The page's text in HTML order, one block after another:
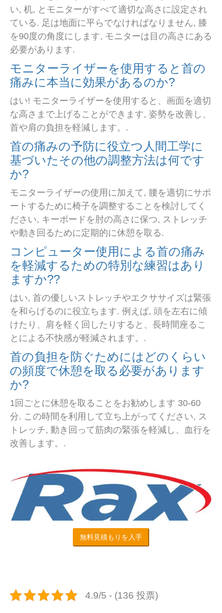
い, 机, とモニターがすべて適切な高さに設定され
ている. 足は地面に平らでなければなりません, 膝
を90度の角度にします, モニターは目の高さにある
必要があります.
モニターライザーを使用すると首の
痛みに本当に効果があるのか?
はい! モニターライザーを使用すると、画面を適切
な高さまで上げることができます, 姿勢を改善し、
首や肩の負担を軽減します。.
首の痛みの予防に役立つ人間工学に
基づいたその他の調整方法は何です
か?
モニターライザーの使用に加えて, 腰を適切にサポ
ートするために椅子を調整することを検討してく
ださい, キーボードを肘の高さに保つ, ストレッチ
や動き回るために定期的に休憩を取る.
コンピューター使用による首の痛み
を軽減するための特別な練習はあり
ますか??
はい, 首の優しいストレッチやエクササイズは緊張
を和らげるのに役立ちます. 例えば, 頭を左右に傾
けたり、肩を軽く回したりすると、長時間座るこ
とによる不快感が軽減されます。.
首の負担を防ぐためにはどのくらい
の頻度で休憩を取る必要があります
か?
1回ごとに休憩を取ることをお勧めします 30-60
分. この時間を利用して立ち上がってください, ス
トレッチ, 動き回って筋肉の緊張を軽減し、血行を
改善します。.
無料見積もりを入手
4.9/5 - (136 投票)